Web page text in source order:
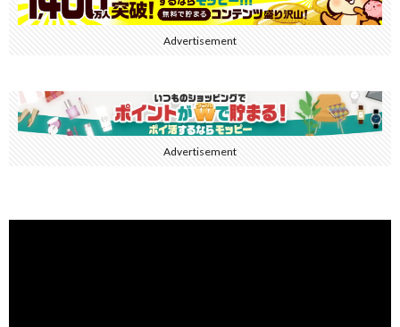
Advertisement
Advertisement